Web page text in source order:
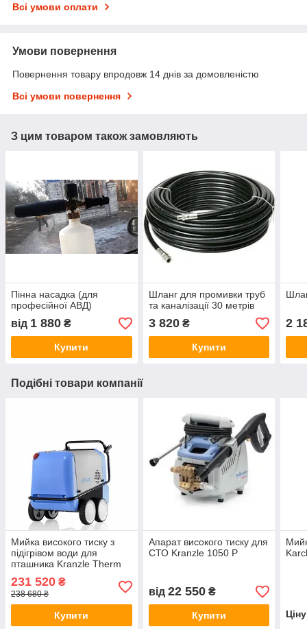
Всі умови оплати
Умови повернення
Повернення товару впродовж 14 днів за домовленістю
Всі умови повернення
З цим товаром також замовляють
Пінна насадка (для
професійної АВД)
від 1 880 ₴
Купити
Шланг для промивки труб
та каналізації 30 метрів
3 820₴
Купити
2
Подібні товари компанії
Мийка високого тиску з
підігрівом води для
пташника Kranzle Therm
231 520 ₴
238 680 ₴
Купити
Апарат високого тиску для
СТО Kranzle 1050 P
від 22 550₴
Купити